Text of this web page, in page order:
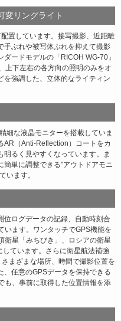
変リングライト
置しています。接写撮影、近距離
手ぶれや被写体ぶれを抑えて撮影
ードモデルの「RICOH WG-70」
上下左右の各方向の照明のみをオ
を強調した、立体的なライティン
細な液晶モニターを搭載していま
AR（Anti-Reflection）コートをカ
るく見やすくなっています。ま
単に調整できる"アウトドアモニ
います。
位ログデータの記録、自動時刻合
います。ワンタッチでGPS機能を
衛星「みちびき」、ロシアの衛星
ています。さらに衛星航法補強
まざまな場所、時間で撮影位置を
、任意のGPSデータを保持できる
も、事前に取得した位置情報を添